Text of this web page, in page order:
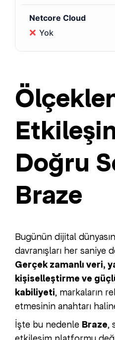
❌ Yok
Doğru
Braze
Bugünün dijital
davranışları her saniye
Gerçek zamanlı veri,
kişiselleştirme ve
kabiliyeti, markaların
etmesinin anahtarı
İşte bu nedenle Braze,